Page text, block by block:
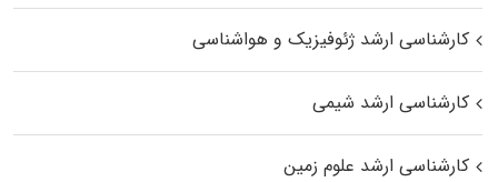
کارشناسی ارشد ژئوفیزیک و هواشناسی
کارشناسی ارشد شیمی
کارشناسی ارشد علوم زمین